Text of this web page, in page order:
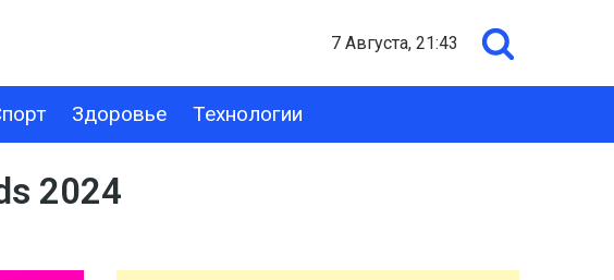
7 Августа, 21:43
Здоровье Технологии
ТЕХНОЛОГИИ
2024